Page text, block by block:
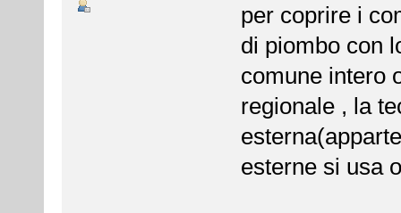
per coprire i
di piombo con
comune intero
regionale , la
esterne si usa